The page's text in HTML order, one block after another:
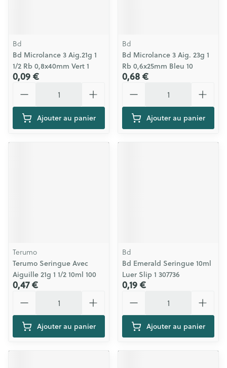
Bd
Bd Microlance 3 Aig.21g 1
1/2 Rb 0,8x40mm Vert 1
0,09 €
Ajouter au panier
Bd
Bd Microlance 3 Aig. 23g 1
Rb 0,6x25mm Bleu 10
0,68 €
Ajouter au panier
Terumo
Terumo Seringue Avec
Aiguille 21g 1 1/2 10ml 100
0,47 €
Ajouter au panier
Bd
Bd Emerald Seringue 10ml
Luer Slip 1 307736
0,19 €
Ajouter au panier